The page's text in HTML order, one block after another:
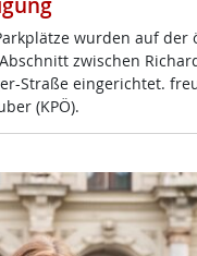
wur­den auf der
zwi­schen
Stra­ße ein­ge­rich­tet.
(KPÖ).